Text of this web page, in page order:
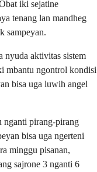
iki sejatine
tenang lan mandheg
sampeyan.
nyuda aktivitas sistem
mbantu ngontrol kondisi
bisa uga luwih angel
nganti pirang-pirang
bisa uga ngerteni
minggu pisanan,
sajrone 3 nganti 6